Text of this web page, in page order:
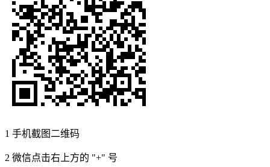
1 手机截图二维码
2 微信点击右上方的 "+" 号